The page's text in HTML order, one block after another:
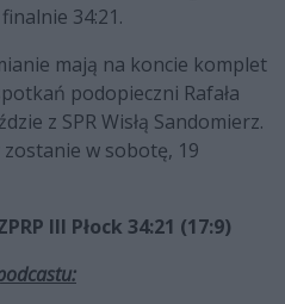
34:21.
mają na koncie komplet
podopieczni Rafała
z SPR Wisłą Sandomierz.
w sobotę, 19
III Płock 34:21 (17:9)